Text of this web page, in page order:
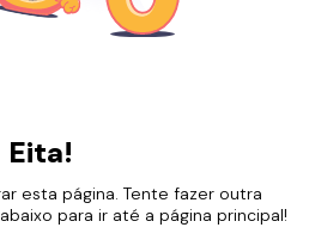
Eita!
esta página. Tente fazer outra
para ir até a página principal!